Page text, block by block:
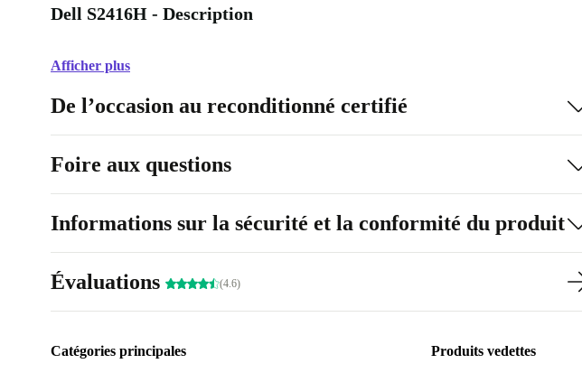
Dell S2416H - Description
Afficher plus
De l’occasion au reconditionné certifié
Foire aux questions
Informations sur la sécurité et la conformité du produit
Évaluations (4.6)
Catégories principales Produits vedettes